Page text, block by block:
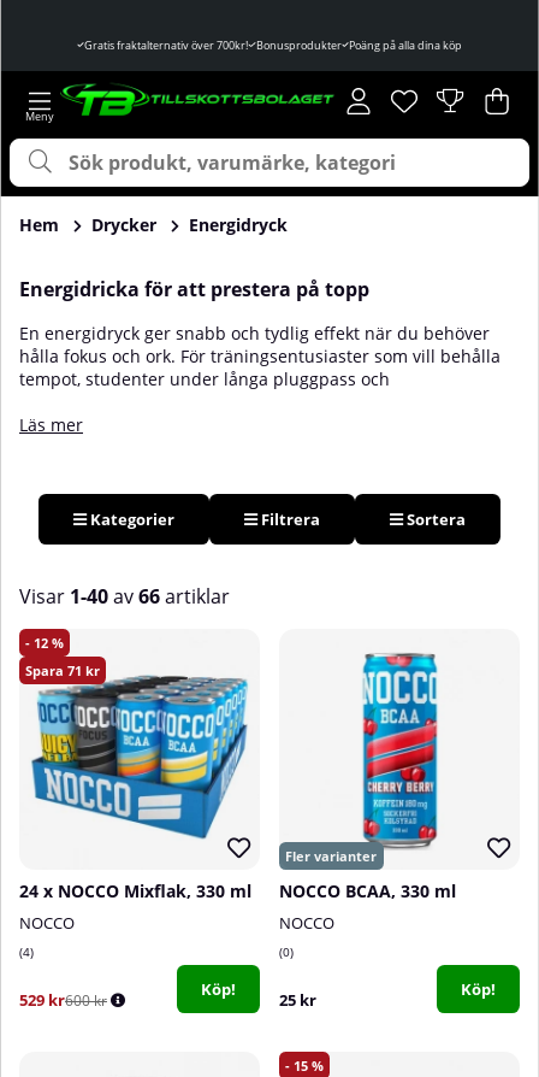
Gratis fraktalternativ över 700kr! Bonusprodukter Poäng på alla dina köp
Önskelista
Antal i
. .
Hem Drycker Energidryck
Energidricka för att prestera på topp
En energidryck ger snabb och tydlig effekt när du behöver
hålla fokus och ork. För träningsentusiaster som vill behålla
tempot, studenter under långa pluggpass och
enkelt val. Vanliga ingredienser är koffein som bidrar till ökad
sockerfri burk för att hålla nere kaloriintaget. Det finns även
PWO varianter när du vill ha extra tryck inför träningen. Kom
ihåg att koffeinets effekt varierar mellan individer, så börja
vid rätt tillfälle hjälper dig att behålla skärpan när det
verkligen räknas.
Läs mer
Kategorier Filtrera Sortera
Visar 1-40av66artiklar
Produkter
12
71
24 x NOCCO Mixflak, 330 ml
NOCCO
4
529 kr600 kr
Köp!
NOCCO BCAA, 330 ml
NOCCO
0
25 kr Köp!
15